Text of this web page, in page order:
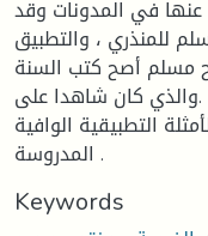
في المدونات وقد
للمنذري ، والتطبيق
مسلم أصح كتب السنة
.والذي كان شاهدا على
التطبيقية الوافية
المدروسة .
Keywords